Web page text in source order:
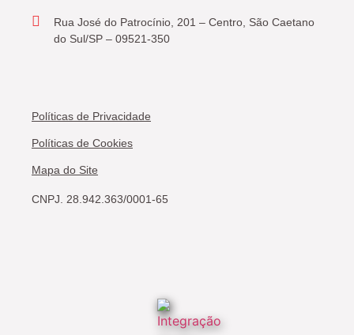
Rua José do Patrocínio, 201 – Centro, São Caetano
do Sul/SP – 09521-350
Políticas de Privacidade
Políticas de Cookies
Mapa do Site
CNPJ. 28.942.363/0001-65